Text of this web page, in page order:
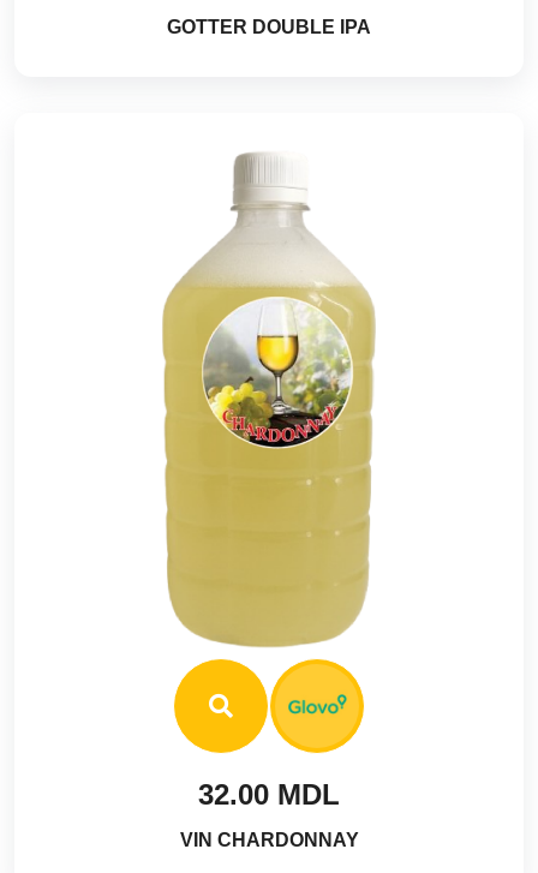
GOTTER DOUBLE IPA
32.00 MDL
VIN CHARDONNAY